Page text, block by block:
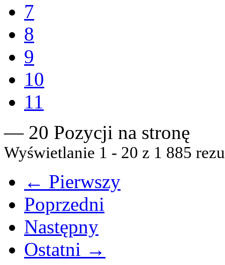
7
8
9
10
11
— 20 Pozycji na stronę
Wyświetlanie 1 - 20 z 1 885
← Pierwszy
Poprzedni
Następny
Ostatni →